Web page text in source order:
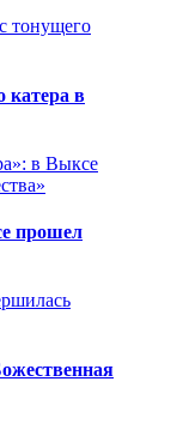
катера в
прошел